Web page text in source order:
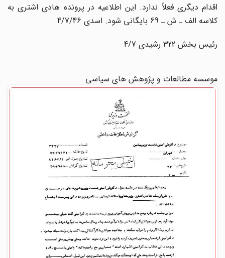
اقدام دیگری فعلاً ندارد. این اطلاعیه در پرونده هادی اشتری به
کلاسه الف ـ ش ـ 69 بایگانی شود. اسدی 4/7/46
رئیس بخش 322 رشیدی 4/7
موسسه مطالعات و پژوهش های سیاسی